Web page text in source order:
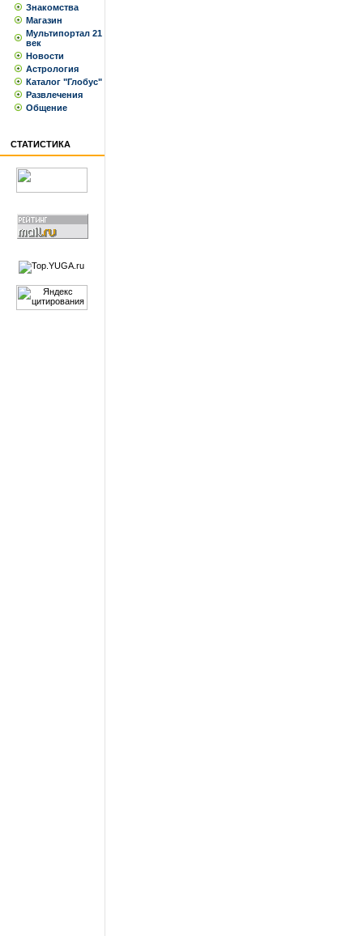
Знакомства
Магазин
Мультипортал 21
век
Новости
Астрология
Каталог "Глобус"
Развлечения
Общение
СТАТИСТИКА